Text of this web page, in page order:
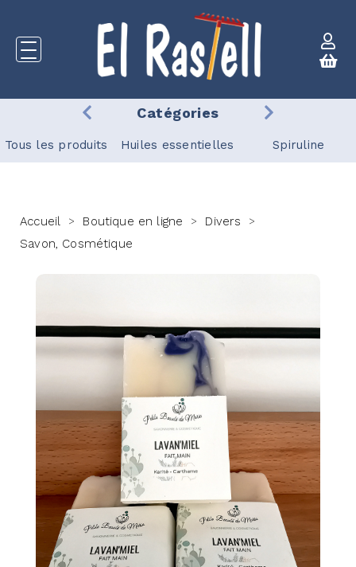
Catégories
Tous les produits Huiles essentielles Spiruline
Accueil > Boutique en ligne > Divers >
Savon, Cosmétique